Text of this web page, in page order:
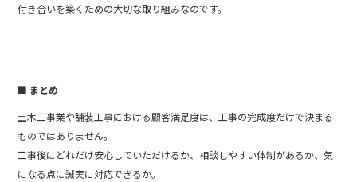
付き合いを築くための大切な取り組みなのです。
■ まとめ
土木工事業や舗装工事における顧客満足度は、工事の完成度だけで決まる
ものではありません。
工事後にどれだけ安心していただけるか、相談しやすい体制があるか、気
になる点に誠実に対応できるか。